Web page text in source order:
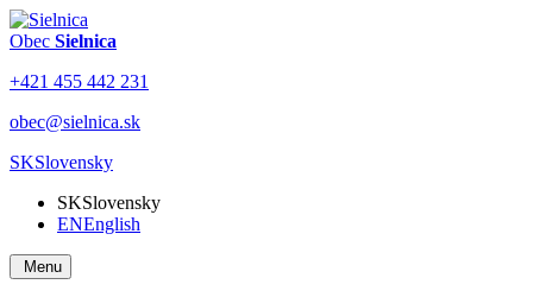
Obec Sielnica
+421 455 442 231
obec@sielnica.sk
SKSlovensky
SKSlovensky
ENEnglish
Menu